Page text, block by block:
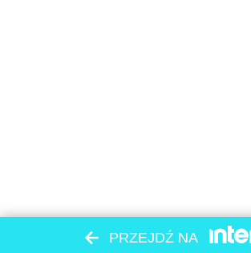
PRZEJDŹ NA